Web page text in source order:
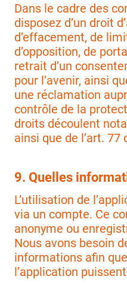
Dans le cadre des
disposez d’un droit
d’effacement, de
d’opposition, de
retrait d’un
pour l’avenir, ainsi
une réclamation
contrôle de la
droits découlent
ainsi que de l’art. 77
9. Quelles
L’utilisation de
via un compte. Ce
anonyme ou
Nous avons besoin
informations afin
l’application